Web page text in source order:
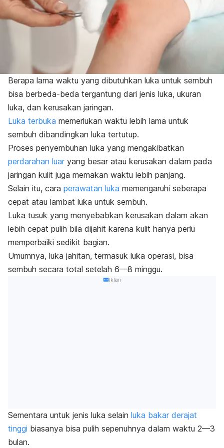
Berapa lama waktu yang dibutuhkan luka untuk sembuh
bisa berbeda-beda tergantung dari jenis luka, ukuran
luka, dan kerusakan jaringan.
Luka terbuka memerlukan waktu lebih lama untuk
sembuh dibandingkan luka tertutup.
Proses penyembuhan luka yang mengakibatkan
perdarahan luar yang besar atau kerusakan dalam pada
jaringan kulit juga memakan waktu lebih panjang.
Selain itu, cara perawatan luka memengaruhi seberapa
cepat atau lambat luka untuk sembuh.
Luka tusuk yang menyebabkan kerusakan dalam akan
lebih cepat pulih bila dijahit karena kulit hanya perlu
memperbaiki sedikit bagian.
Umumnya, luka jahitan, termasuk luka operasi, bisa
sembuh secara total setelah 6—8 minggu.
Iklan
Sementara untuk jenis luka selain luka bakar derajat
tinggi biasanya bisa pulih sepenuhnya dalam waktu 2—3
bulan.